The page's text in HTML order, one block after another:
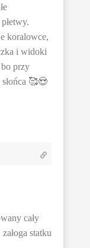
koralowce,
i widoki
przy
🥰😍
cały
statku